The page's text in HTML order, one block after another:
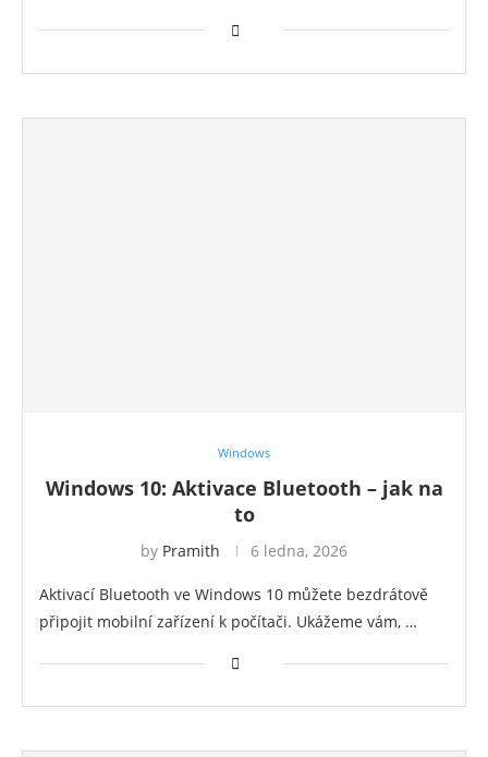
Windows
Windows 10: Aktivace Bluetooth – jak na
to
by Pramith 6 ledna, 2026
Aktivací Bluetooth ve Windows 10 můžete bezdrátově
připojit mobilní zařízení k počítači. Ukážeme vám, …